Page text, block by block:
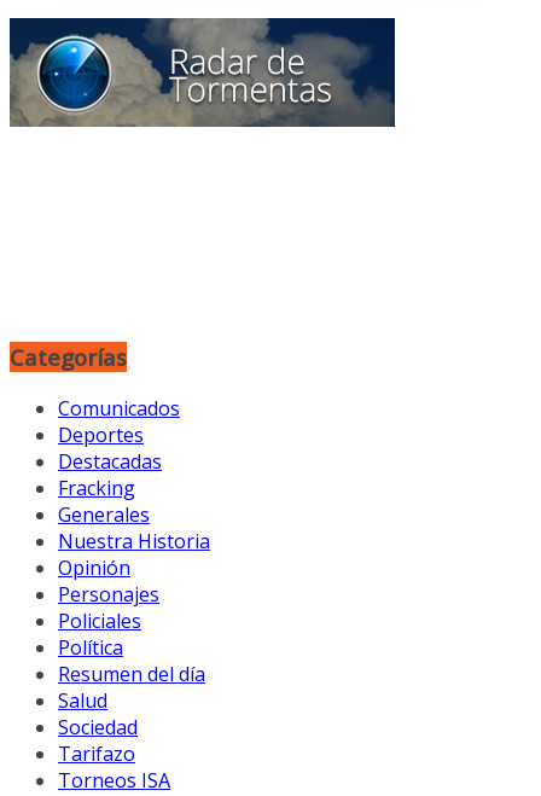
Categorías
Comunicados
Deportes
Destacadas
Fracking
Generales
Nuestra Historia
Opinión
Personajes
Policiales
Política
Resumen del día
Salud
Sociedad
Tarifazo
Torneos ISA